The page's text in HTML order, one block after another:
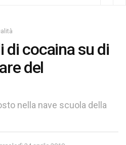
di cocaina su di
del
nella nave scuola della